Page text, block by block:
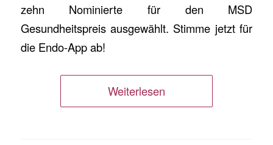
zehn Nominierte für den MSD
Gesundheitspreis ausgewählt. Stimme jetzt für
die Endo-App ab!
Weiterlesen